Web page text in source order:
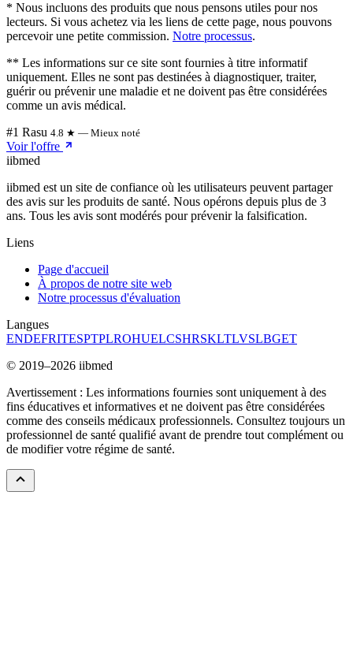
* Nous incluons des produits que nous pensons utiles pour nos
lecteurs. Si vous achetez via les liens de cette page, nous pouvons
percevoir une petite commission. Notre processus.
** Les informations sur ce site sont fournies à titre informatif
uniquement. Elles ne sont pas destinées à diagnostiquer, traiter,
guérir ou prévenir une maladie et ne doivent pas être considérées
comme un avis médical.
#1 Rasu 4.8 ★ — Mieux noté
Voir l'offre
iibmed
iibmed est un site de confiance où les utilisateurs peuvent partager
des avis sur les produits de santé. Nous opérons depuis plus de 3
ans. Tous les avis sont modérés pour prévenir la falsification.
Liens
Page d'accueil
À propos de notre site web
Notre processus d'évaluation
Langues
ENDEFRITESPTPLROHUELCSHRSKLTLVSLBGET
© 2019–2026 iibmed
Avertissement : Les informations fournies sont uniquement à des
fins éducatives et informatives et ne doivent pas être considérées
comme des conseils médicaux professionnels. Consultez toujours un
professionnel de santé qualifié avant de prendre tout complément ou
de modifier votre régime de santé.